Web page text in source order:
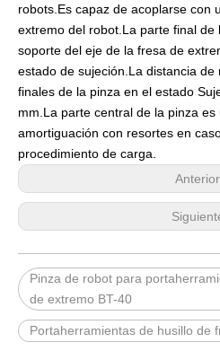
robots.Es capaz de acoplarse con
extremo del robot.La parte final de
soporte del eje de la fresa de
estado de sujeción.La distancia
finales de la pinza en el estado
mm.La parte central de la pinza
amortiguación con resortes en
procedimiento de carga.
Pinza de robot para
de extremo BT-40
Portaherramientas de husillo de